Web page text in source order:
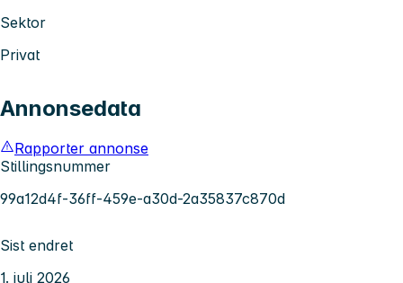
Sektor
Privat
Annonsedata
Rapporter annonse
Stillingsnummer
99a12d4f-36ff-459e-a30d-2a35837c870d
Sist endret
1. juli 2026